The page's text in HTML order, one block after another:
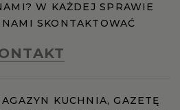
W KAŻDEJ SPRAWIE
SKONTAKTOWAĆ
KUCHNIA, GAZETĘ